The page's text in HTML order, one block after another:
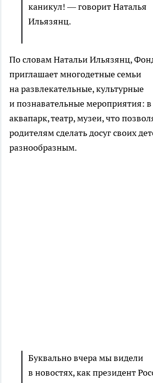
каникул! — говорит Наталья
Ильязянц.
По словам Натальи Ильязянц,
приглашает многодетные семьи
на развлекательные, культурные
и познавательные мероприятия:
аквапарк, театр, музеи, что
родителям сделать досуг своих
разнообразным.
Буквально вчера мы видели
в новостях, как президент